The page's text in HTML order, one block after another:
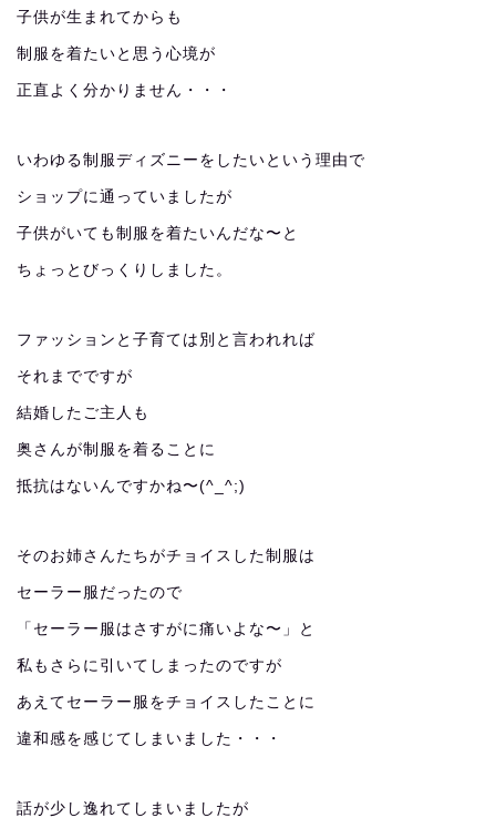
子供が生まれてからも
制服を着たいと思う心境が
正直よく分かりません・・・
いわゆる制服ディズニーをしたいという理由で
ショップに通っていましたが
子供がいても制服を着たいんだな〜と
ちょっとびっくりしました。
ファッションと子育ては別と言われれば
それまでですが
結婚したご主人も
奥さんが制服を着ることに
抵抗はないんですかね〜(^_^;)
そのお姉さんたちがチョイスした制服は
セーラー服だったので
「セーラー服はさすがに痛いよな〜」と
私もさらに引いてしまったのですが
あえてセーラー服をチョイスしたことに
違和感を感じてしまいました・・・
話が少し逸れてしまいましたが